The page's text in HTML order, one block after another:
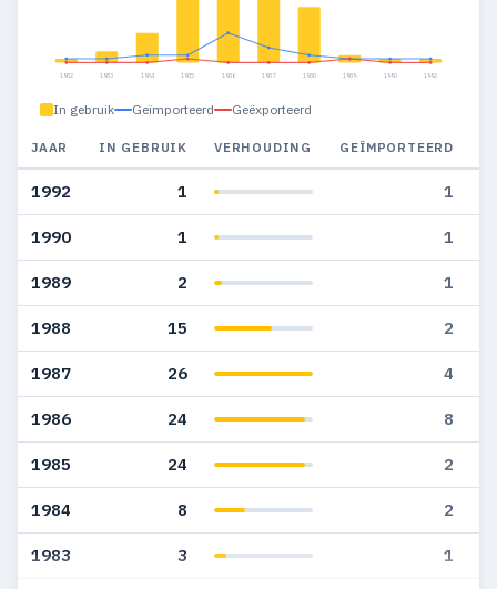
1982 1983 1984 1985 1986 1987 1988 1989 1990 1992
In gebruik Geïmporteerd Geëxporteerd
JAAR IN GEBRUIK VERHOUDING GEÏMPORTEERD
1992 1 1
1990 1 1
1989 2 1
1988 15 2
1987 26 4
1986 24 8
1985 24 2
1984 8 2
1983 3 1